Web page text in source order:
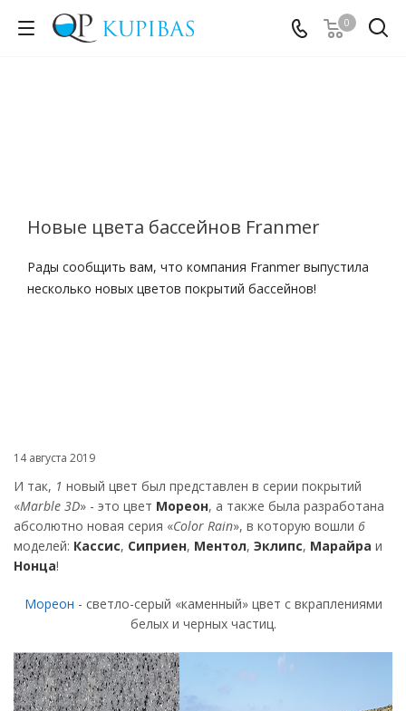
0
Новые цвета бассейнов Franmer
Рады сообщить вам, что компания Franmer выпустила
несколько новых цветов покрытий бассейнов!
14 августа 2019
И так, 1 новый цвет был представлен в серии покрытий
«Marble 3D» - это цвет Мореон, а также была разработана
абсолютно новая серия «Color Rain», в которую вошли 6
моделей: Кассис, Сиприен, Ментол, Эклипс, Марайра и
Нонца!
Мореон - светло-серый «каменный» цвет с вкраплениями
белых и черных частиц.